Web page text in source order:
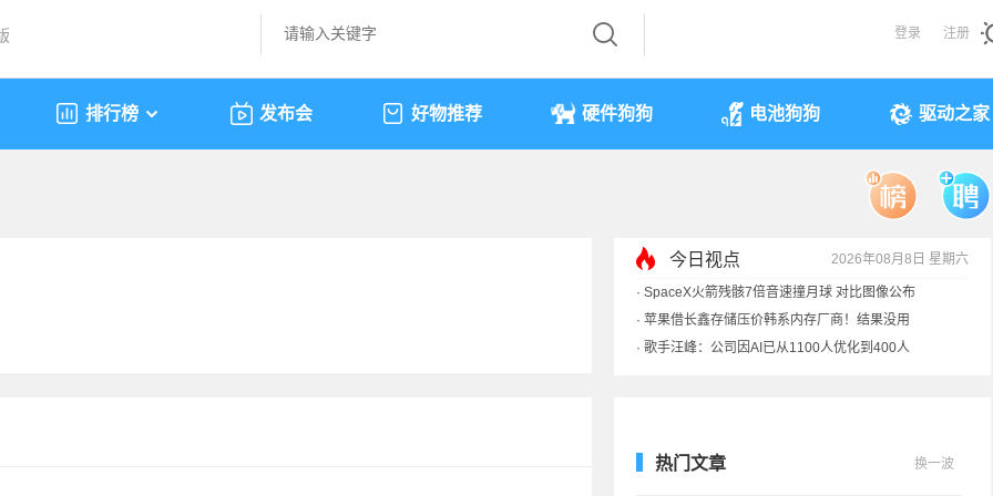
登录 注册
排行榜 发布会 好物推荐 硬件狗狗 电池狗狗 驱动之家
今日视点 2026年08月8日 星期六
· SpaceX火箭残骸7倍音速撞月球 对比图像公布
· 苹果借长鑫存储压价韩系内存厂商！结果没用
· 歌手汪峰：公司因AI已从1100人优化到400人
热门文章 换一波